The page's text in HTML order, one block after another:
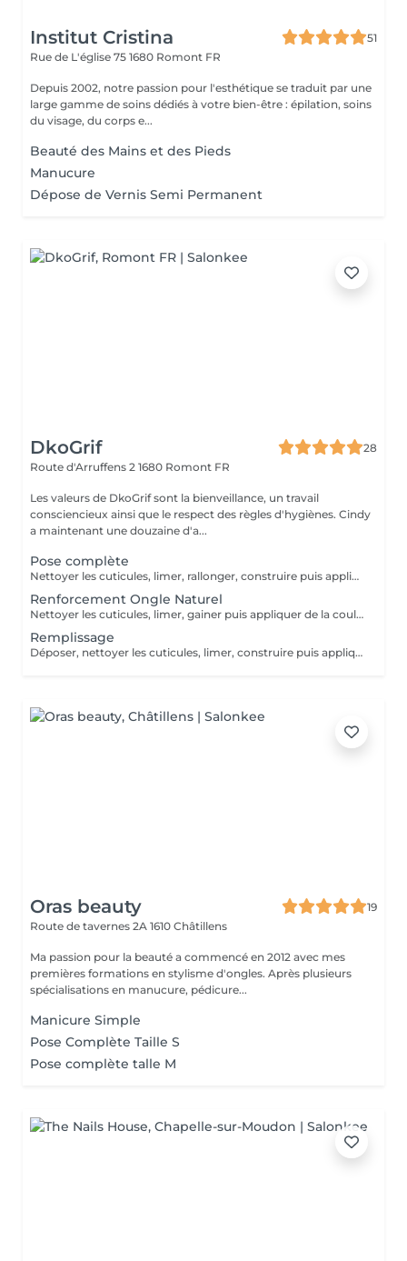
Institut Cristina
51
Rue de L'église 75 1680 Romont FR
Depuis 2002, notre passion pour l'esthétique se traduit par une
large gamme de soins dédiés à votre bien-être : épilation, soins
du visage, du corps e...
Beauté des Mains et des Pieds
Manucure
Dépose de Vernis Semi Permanent
DkoGrif
28
Route d'Arruffens 2 1680 Romont FR
Les valeurs de DkoGrif sont la bienveillance, un travail
consciencieux ainsi que le respect des règles d'hygiènes. Cindy
a maintenant une douzaine d'a...
Pose complète
Nettoyer les cuticules, limer, rallonger, construire puis appliquer une couleur pleine ou french. 2 décos simples sont comprises Cindy te proposera d'utiliser la technique la plus adaptée. (chablons, popits, acrygel) 10% de remise sur présentation de carte étudiant/ AI / AVS
Renforcement Ongle Naturel
Nettoyer les cuticules, limer, gainer puis appliquer de la couleur pleine ou french. 2 décos simples sont comprises 10% de remise sur présentation de carte étudiant/ AI / AVS
Remplissage
Déposer, nettoyer les cuticules, limer, construire puis appliquer la couleur pleine ou french 2 décos simples sont comprises. 2 ongles cassés sont admis Cindy te proposera d'utiliser la technique la plus adaptée. (chablons, popits, acrygel) 10% de remise sur présentation de carte étudiant/ AI / AVS
Oras beauty
19
Route de tavernes 2A 1610 Châtillens
Ma passion pour la beauté a commencé en 2012 avec mes
premières formations en stylisme d'ongles. Après plusieurs
spécialisations en manucure, pédicure...
Manicure Simple
Pose Complète Taille S
Pose complète talle M